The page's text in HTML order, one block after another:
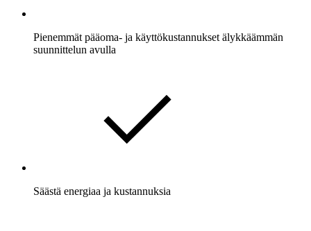
Pienemmät pääoma- ja käyttökustannukset älykkäämmän
suunnittelun avulla
Säästä energiaa ja kustannuksia